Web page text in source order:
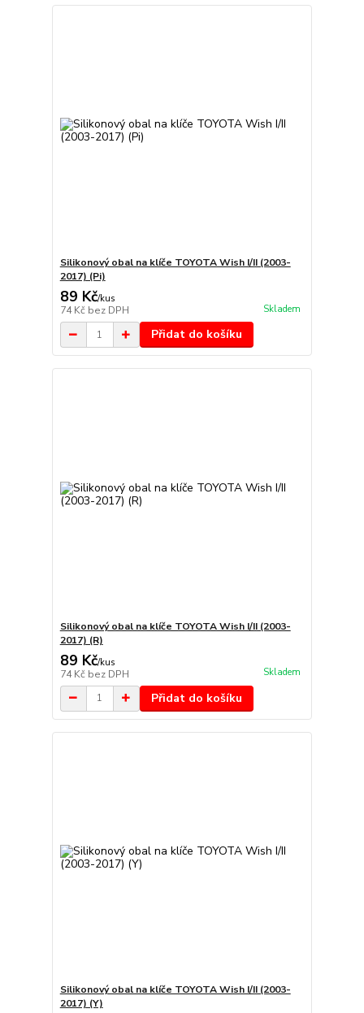
Silikonový obal na klíče TOYOTA Wish I/II (2003-
2017) (Pi)
89 Kč/kus
74 Kč bez DPH Skladem
Přidat do košíku
Silikonový obal na klíče TOYOTA Wish I/II (2003-
2017) (R)
89 Kč/kus
74 Kč bez DPH Skladem
Přidat do košíku
Silikonový obal na klíče TOYOTA Wish I/II (2003-
2017) (Y)